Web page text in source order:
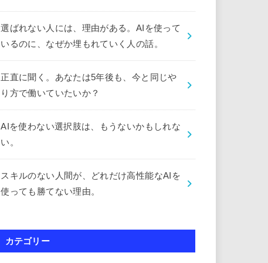
選ばれない人には、理由がある。AIを使って
いるのに、なぜか埋もれていく人の話。
正直に聞く。あなたは5年後も、今と同じや
り方で働いていたいか？
AIを使わない選択肢は、もうないかもしれな
い。
スキルのない人間が、どれだけ高性能なAIを
使っても勝てない理由。
カテゴリー